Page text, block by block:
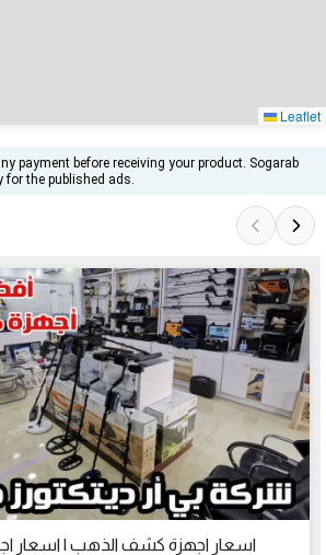
Leaflet
payment before receiving your product. Sogarab
the published ads.
اسعار اجهزة كشف الذهب | اسعار